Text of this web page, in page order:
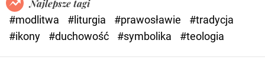
e
Najlepsze tagi
#modlitwa
#liturgia #prawosławie
#tradycja
#ikony
#duchowość #symbolika #teologia